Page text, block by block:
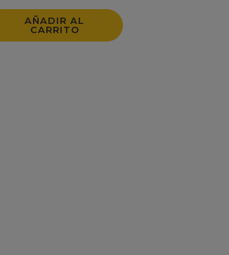
AÑADIR AL
CARRITO